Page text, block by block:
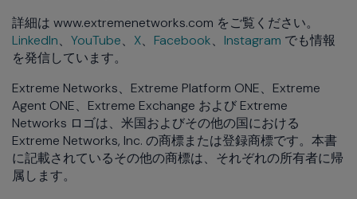
詳細は www.extremenetworks.com をご覧ください。
LinkedIn、 YouTube、 X、 Facebook、 Instagram でも情報
を発信しています。
Extreme Networks、Extreme Platform ONE、Extreme
Agent ONE、Extreme Exchange および Extreme
Networks ロゴは、米国およびその他の国における
Extreme Networks, Inc. の商標または登録商標です。本書
に記載されているその他の商標は、それぞれの所有者に帰
属します。